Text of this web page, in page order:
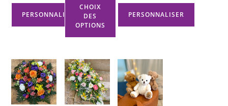
PERSONNALISER
CHOIX
DES
OPTIONS
PERSONNALISER